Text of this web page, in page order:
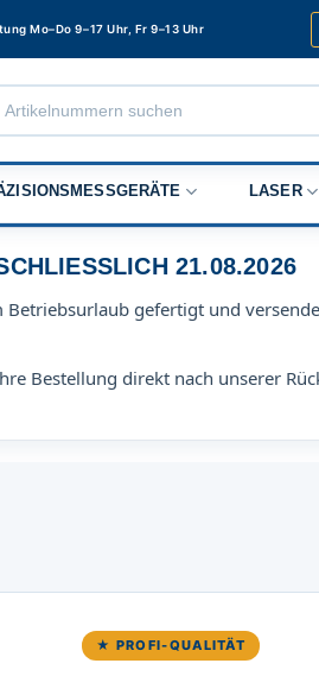
Mo–Do 9–17 Uhr, Fr 9–13 Uhr
LASER
21.08.2026
Betriebsurlaub gefertigt und
Bestellung direkt nach unserer
★ PROFI-QUALITÄT